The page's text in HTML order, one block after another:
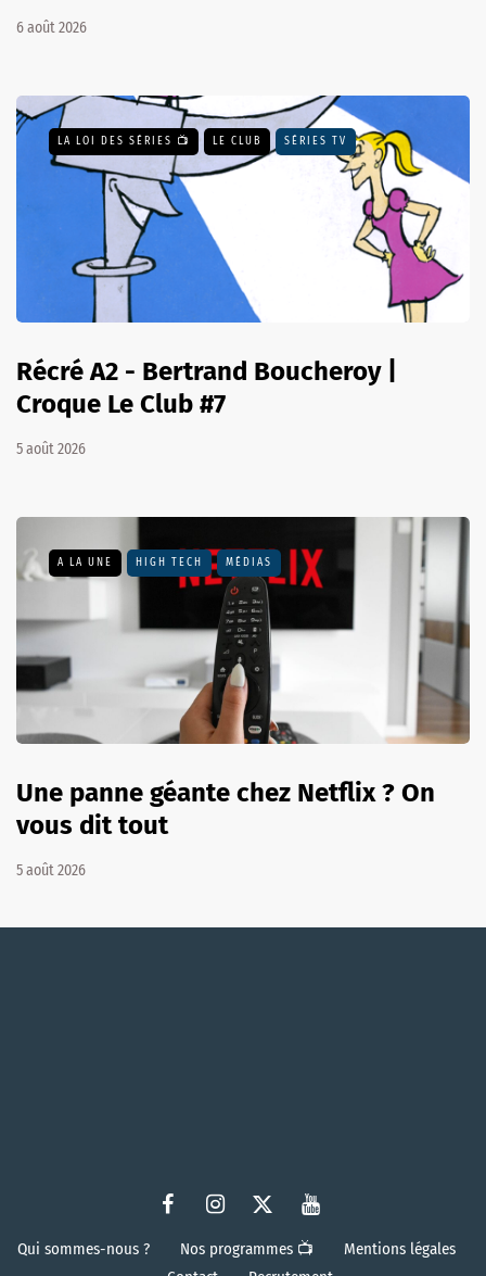
6 août 2026
LA LOI DES SÉRIES 📺 LE CLUB SÉRIES TV
Récré A2 - Bertrand Boucheroy |
Croque Le Club #7
5 août 2026
A LA UNE HIGH TECH MÉDIAS
Une panne géante chez Netflix ? On
vous dit tout
5 août 2026
Qui sommes-nous ? Nos programmes 📺
Mentions légales